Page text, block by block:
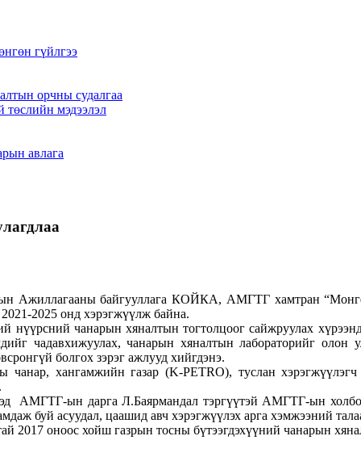
гүйлгээ
орчны судалгаа
төслийн мэдээлэл
авлага
байгууллага КОЙКА, АМГТГ хамтран
2025 онд хэрэгжүүлж байна.
нүүрсний чанарын хяналтын тогтолцоог сайжруулах
чадавхижуулах, чанарын хяналтын лабораторийг олон
болгох зэрэг ажлууд хийгдэнэ.
хангамжийн газар (K-PETRO), туслан
АМГТГ-ын дарга Л.Баярмандал тэргүүтэй АМГТГ-ын
буй асуудал, цаашид авч хэрэгжүүлэх арга хэмжээний
оноос хойш газрын тосны бүтээгдэхүүний чанарын